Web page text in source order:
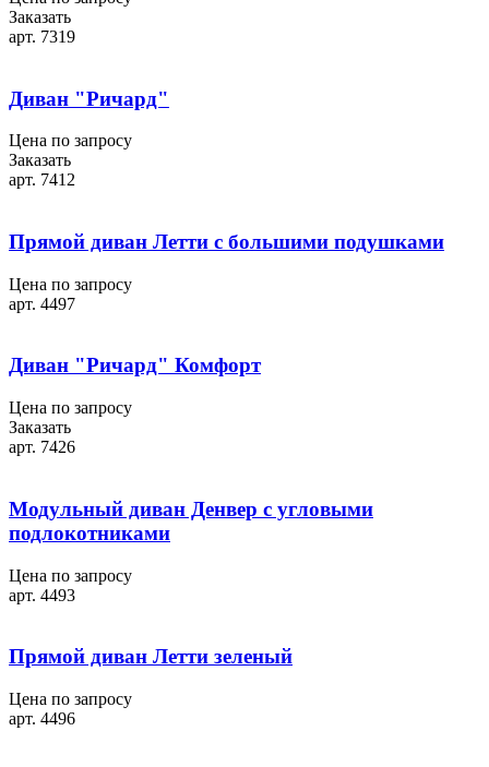
Заказать
арт. 7319
Диван "Ричард"
Цена по запросу
Заказать
арт. 7412
Прямой диван Летти с большими подушками
Цена по запросу
арт. 4497
Диван "Ричард" Комфорт
Цена по запросу
Заказать
арт. 7426
Модульный диван Денвер с угловыми
подлокотниками
Цена по запросу
арт. 4493
Прямой диван Летти зеленый
Цена по запросу
арт. 4496